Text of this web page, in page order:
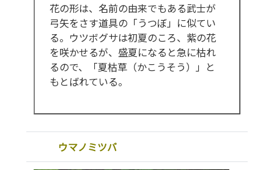
花の形は、名前の由来でもある武士が
弓矢をさす道具の「うつぼ」に似てい
る。ウツボグサは初夏のころ、紫の花
を咲かせるが、盛夏になると急に枯れ
るので、「夏枯草（かこうそう）」と
もとばれている。
ウマノミツバ